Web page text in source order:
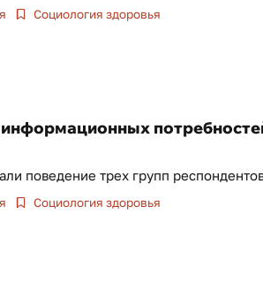
Социология здоровья
поведение трех групп
Социология здоровья